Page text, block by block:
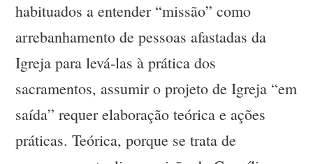
habituados a entender “missão” como
arrebanhamento de pessoas afastadas da
Igreja para levá-las à prática dos
sacramentos, assumir o projeto de Igreja “em
saída” requer elaboração teórica e ações
práticas. Teórica, porque se trata de